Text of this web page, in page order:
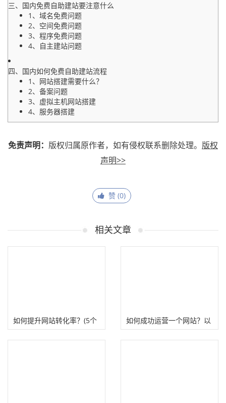
三、国内免费自助建站要注意什么
1、域名免费问题
2、空间免费问题
3、程序免费问题
4、自主建站问题
四、国内如何免费自助建站流程
1、网站搭建需要什么？
2、备案问题
3、虚拟主机网站搭建
4、服务器搭建
免责声明： 版权归属原作者，如有侵权联系删除处理。 版权
声明>>
赞 (0)
相关文章
如何提升网站转化率？(5个
技巧提升落地页转化率）
如何成功运营一个网站？以
下五个步骤值得思考